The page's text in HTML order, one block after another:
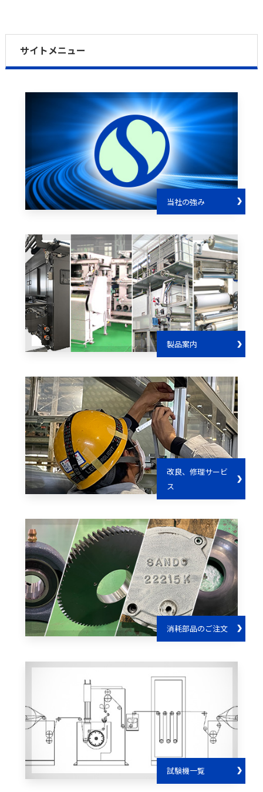
サイトメニュー
当社の強み
製品案内
改良、修理サービ
ス
消耗部品のご注文
試験機一覧